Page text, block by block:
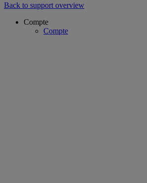
Back to support overview
Compte
Compte